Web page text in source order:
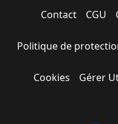
Contact CGU
Politique de
Cookies Gérer